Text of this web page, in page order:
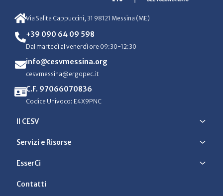
Via Salita Cappuccini, 31 98121 Messina (ME)
+39 090 64 09 598
Dal martedì al venerdì ore 09:30-12:30
info@cesvmessina.org
cesvmessina@ergopec.it
C.F. 97066070836
Codice Univoco: E4X9PNC
Il CESV
Servizi e Risorse
EsserCi
Contatti